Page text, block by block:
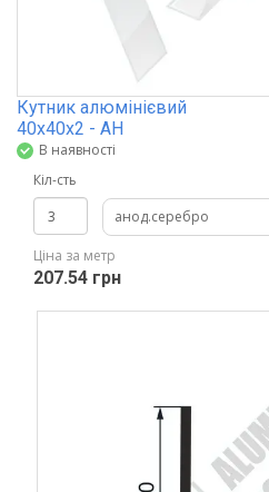
Кутник алюмінієвий
40х40х2 - АН
В наявності
Кіл-сть
анод.серебро
Ціна за метр
207.54 грн